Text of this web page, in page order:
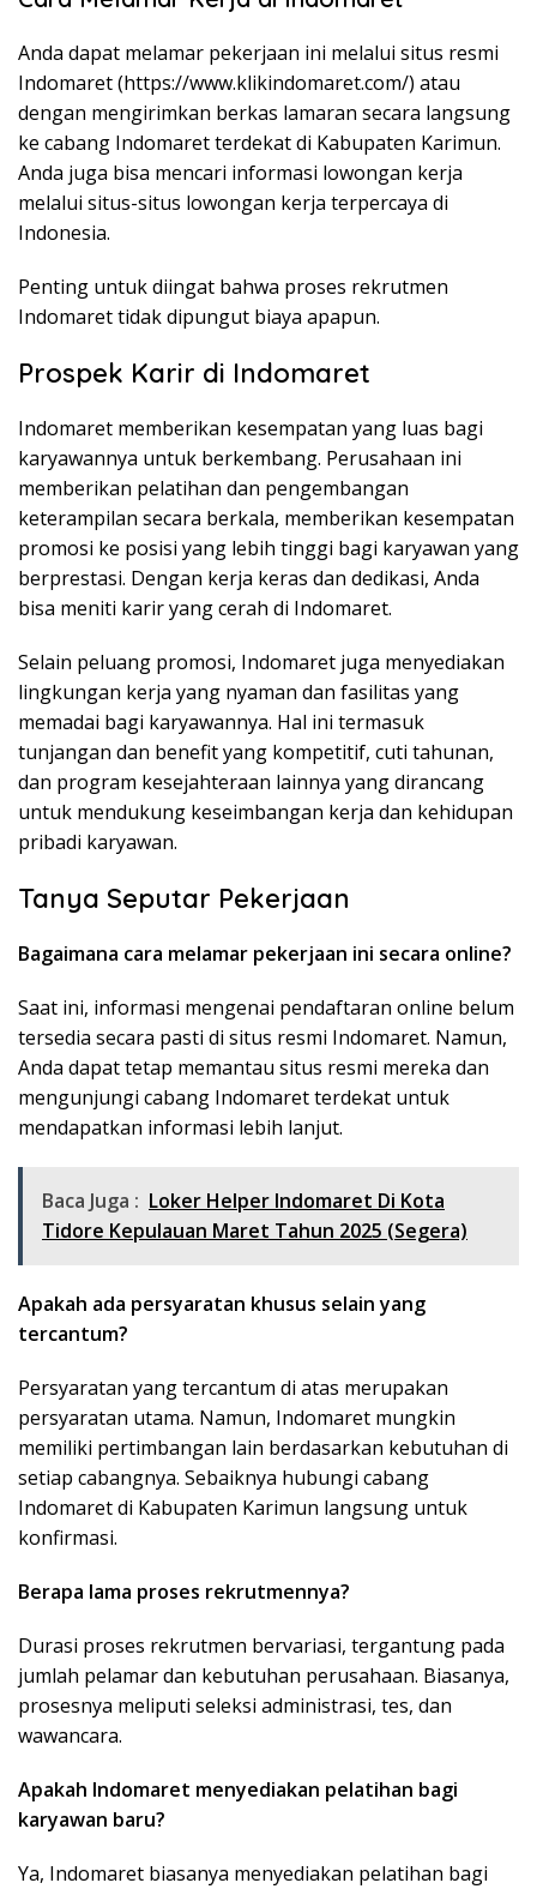
Anda dapat melamar pekerjaan ini melalui situs resmi
Indomaret (https://www.klikindomaret.com/) atau
dengan mengirimkan berkas lamaran secara langsung
ke cabang Indomaret terdekat di Kabupaten Karimun.
Anda juga bisa mencari informasi lowongan kerja
melalui situs-situs lowongan kerja terpercaya di
Indonesia.
Penting untuk diingat bahwa proses rekrutmen
Indomaret tidak dipungut biaya apapun.
Prospek Karir di Indomaret
Indomaret memberikan kesempatan yang luas bagi
karyawannya untuk berkembang. Perusahaan ini
memberikan pelatihan dan pengembangan
keterampilan secara berkala, memberikan kesempatan
promosi ke posisi yang lebih tinggi bagi karyawan yang
berprestasi. Dengan kerja keras dan dedikasi, Anda
bisa meniti karir yang cerah di Indomaret.
Selain peluang promosi, Indomaret juga menyediakan
lingkungan kerja yang nyaman dan fasilitas yang
memadai bagi karyawannya. Hal ini termasuk
tunjangan dan benefit yang kompetitif, cuti tahunan,
dan program kesejahteraan lainnya yang dirancang
untuk mendukung keseimbangan kerja dan kehidupan
pribadi karyawan.
Tanya Seputar Pekerjaan
Bagaimana cara melamar pekerjaan ini secara online?
Saat ini, informasi mengenai pendaftaran online belum
tersedia secara pasti di situs resmi Indomaret. Namun,
Anda dapat tetap memantau situs resmi mereka dan
mengunjungi cabang Indomaret terdekat untuk
mendapatkan informasi lebih lanjut.
Baca Juga : Loker Helper Indomaret Di Kota
Tidore Kepulauan Maret Tahun 2025 (Segera)
Apakah ada persyaratan khusus selain yang
tercantum?
Persyaratan yang tercantum di atas merupakan
persyaratan utama. Namun, Indomaret mungkin
memiliki pertimbangan lain berdasarkan kebutuhan di
setiap cabangnya. Sebaiknya hubungi cabang
Indomaret di Kabupaten Karimun langsung untuk
konfirmasi.
Berapa lama proses rekrutmennya?
Durasi proses rekrutmen bervariasi, tergantung pada
jumlah pelamar dan kebutuhan perusahaan. Biasanya,
prosesnya meliputi seleksi administrasi, tes, dan
wawancara.
Apakah Indomaret menyediakan pelatihan bagi
karyawan baru?
Ya, Indomaret biasanya menyediakan pelatihan bagi